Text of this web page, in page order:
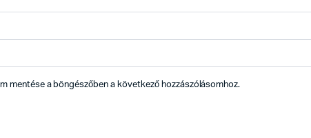
mentése a böngészőben a következő hozzászólásomhoz.